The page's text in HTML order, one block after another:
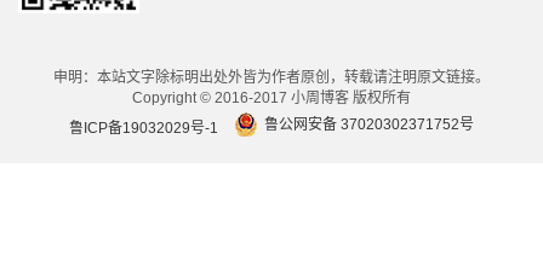
申明：本站文字除标明出处外皆为作者原创，转载请注明原文链接。
Copyright © 2016-2017 小周博客 版权所有
鲁ICP备19032029号-1
鲁公网安备 37020302371752号